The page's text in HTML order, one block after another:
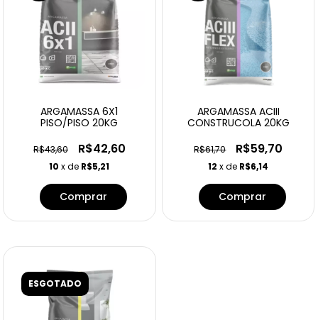
ARGAMASSA 6X1
PISO/PISO 20KG
R$43,60 R$42,60
10 x de R$5,21
Comprar
ARGAMASSA ACIII
CONSTRUCOLA 20KG
R$61,70 R$59,70
12 x de R$6,14
Comprar
ESGOTADO